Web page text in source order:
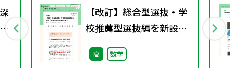
【改訂】総合型選抜・学
校推薦型選抜編を新設
（NEW ACTION
FRONTIER）
高 数学